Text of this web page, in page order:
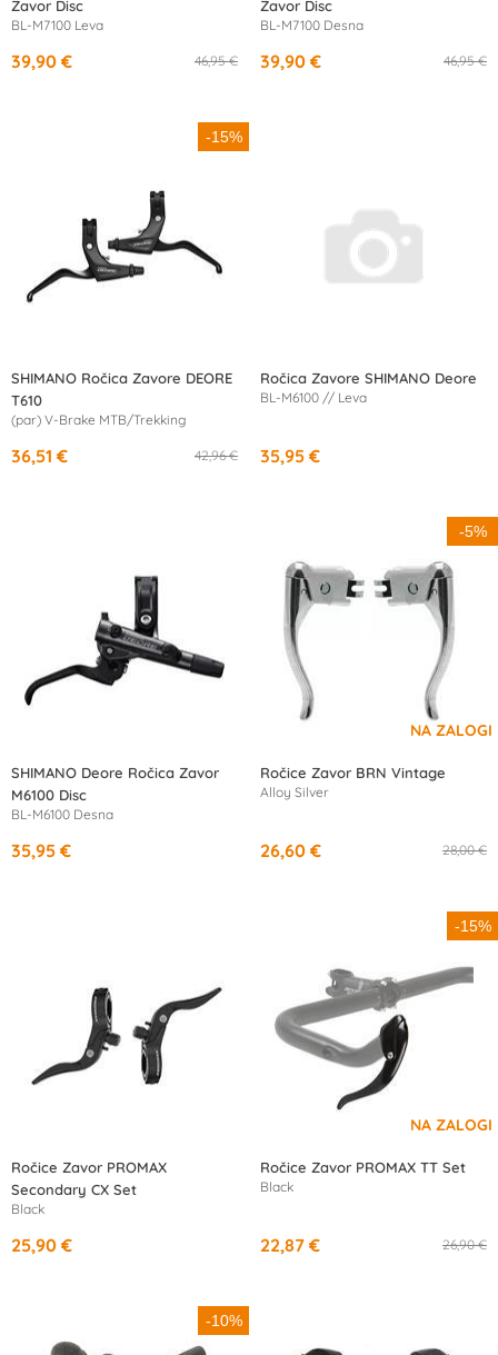
Zavor Disc
BL-M7100 Leva
46,95 €
39,90 €
Zavor Disc
BL-M7100 Desna
46,95 €
39,90 €
-15%
SHIMANO Ročica Zavore DEORE
T610
(par) V-Brake MTB/Trekking
42,96 €
36,51 €
Ročica Zavore SHIMANO Deore
BL-M6100 // Leva
35,95 €
SHIMANO Deore Ročica Zavor
M6100 Disc
BL-M6100 Desna
35,95 €
-5%
Ročice Zavor BRN Vintage
Alloy Silver
28,00 €
26,60 €
Ročice Zavor PROMAX
Secondary CX Set
Black
25,90 €
-15%
Ročice Zavor PROMAX TT Set
Black
26,90 €
22,87 €
-10%